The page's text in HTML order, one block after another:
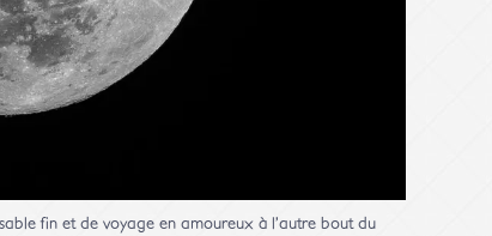
fin et de voyage en amoureux à l’autre bout du